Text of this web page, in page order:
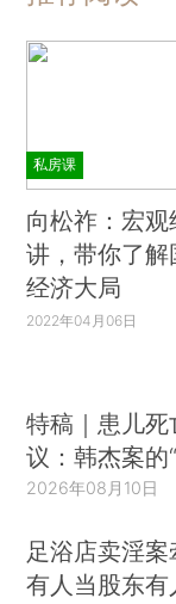
私房课
向松祚：宏观
讲，带你了解
经济大局
2022年04月06日
特稿｜患儿
议：韩杰案的
2026年08月10日
足浴店卖淫
有人当股东